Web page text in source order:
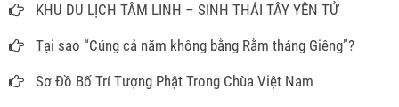
KHU DU LỊCH TÂM LINH – SINH THÁI TÂY YÊN TỬ
Tại sao “Cúng cả năm không bằng Rằm tháng Giêng”?
Sơ Đồ Bố Trí Tượng Phật Trong Chùa Việt Nam